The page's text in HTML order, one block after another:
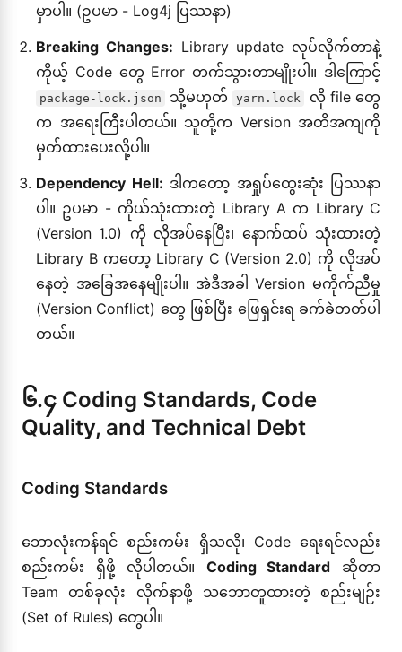
မှာပါ။ (ဥပမာ - Log4j ပြဿနာ)
Breaking Changes: Library update လုပ်လိုက်တာနဲ့
ကိုယ့် Code တွေ Error တက်သွားတာမျိုးပါ။ ဒါကြောင့်
package-lock.json သို့မဟုတ် yarn.lock
လို file တွေ
က အရေးကြီးပါတယ်။ သူတို့က Version အတိအကျကို
မှတ်ထားပေးလို့ပါ။
Dependency Hell: ဒါကတော့ အရှုပ်ထွေးဆုံး ပြဿနာ
ပါ။ ဥပမာ - ကိုယ်သုံးထားတဲ့ Library A က Library C
(Version 1.0) ကို လိုအပ်နေပြီး၊ နောက်ထပ် သုံးထားတဲ့
Library B ကတော့ Library C (Version 2.0) ကို လိုအပ်
နေတဲ့ အခြေအနေမျိုးပါ။ အဲဒီအခါ Version မကိုက်ညီမှု
(Version Conflict) တွေ ဖြစ်ပြီး ဖြေရှင်းရ ခက်ခဲတတ်ပါ
တယ်။
၆.၄ Coding Standards, Code
Quality, and Technical Debt
Coding Standards
ဘောလုံးကန်ရင် စည်းကမ်း ရှိသလို၊ Code ရေးရင်လည်း
စည်းကမ်း ရှိဖို့ လိုပါတယ်။ Coding Standard ဆိုတာ
Team တစ်ခုလုံး လိုက်နာဖို့ သဘောတူထားတဲ့ စည်းမျဉ်း
(Set of Rules) တွေပါ။